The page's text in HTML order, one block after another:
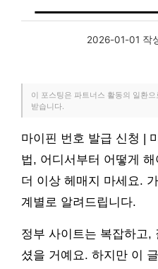
2026-01-01 작
이 포스팅은 파트너스 활동의 일환
받습니다.
마이핀 번호 발급 신청 |
법, 어디서부터 어떻게
더 이상 헤매지 마세요.
계별로 알려드립니다.
정부 사이트는 복잡하고,
셨을 거예요. 하지만 이